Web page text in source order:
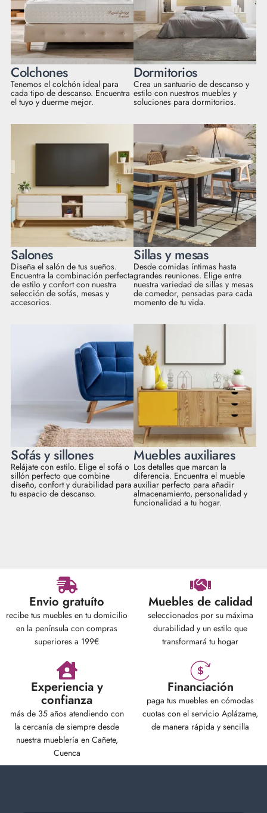
Colchones
Tenemos el colchón ideal para
cada tipo de descanso. Encuentra
el tuyo y duerme mejor.
Dormitorios
Crea un santuario de descanso y
estilo con nuestros muebles y
soluciones para dormitorios.
Salones
Diseña el salón de tus sueños.
Encuentra la combinación perfecta
de estilo y confort con nuestra
selección de sofás, mesas y
accesorios.
Sillas y mesas
Desde comidas íntimas hasta
grandes reuniones. Elige entre
nuestra variedad de sillas y mesas
de comedor, pensadas para cada
momento de tu vida.
Sofás y sillones
Relájate con estilo. Elige el sofá o
sillón perfecto que combine
diseño, confort y durabilidad para
tu espacio de descanso.
Muebles auxiliares
Los detalles que marcan la
diferencia. Encuentra el mueble
auxiliar perfecto para añadir
almacenamiento, personalidad y
funcionalidad a tu hogar.
Envio gratuíto
recibe tus muebles en tu domicilio
en la península con compras
superiores a 199€
Muebles de calidad
seleccionados por su máxima
durabilidad y un estilo que
transformará tu hogar
Experiencia y
confianza
más de 35 años atendiendo con
la cercanía de siempre desde
nuestra mueblería en Cañete,
Cuenca
Financiación
paga tus muebles en cómodas
cuotas con el servicio Aplázame,
de manera rápida y sencilla